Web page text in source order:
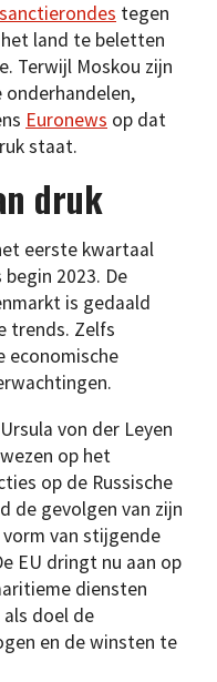
tegen
land te beletten
Terwijl Moskou zijn
Euronews op dat
staat.
druk
eerste kwartaal
2023. De
is gedaald
trends. Zelfs
economische
von der Leyen
op het
op de Russische
de gevolgen van zijn
van stijgende
EU dringt nu aan op
diensten
doel de
en de winsten te